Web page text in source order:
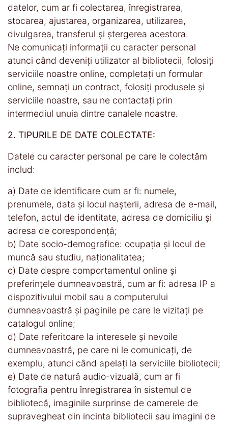
datelor, cum ar fi colectarea, înregistrarea,
stocarea, ajustarea, organizarea, utilizarea,
divulgarea, transferul și ștergerea acestora.
Ne comunicați informații cu caracter personal
atunci când deveniți utilizator al bibliotecii, folosiți
serviciile noastre online, completați un formular
online, semnați un contract, folosiți produsele și
serviciile noastre, sau ne contactați prin
intermediul unuia dintre canalele noastre.
2. TIPURILE DE DATE COLECTATE:
Datele cu caracter personal pe care le colectăm
includ:
a) Date de identificare cum ar fi: numele,
prenumele, data și locul nașterii, adresa de e-mail,
telefon, actul de identitate, adresa de domiciliu și
adresa de corespondență;
b) Date socio-demografice: ocupația și locul de
muncă sau studiu, naționalitatea;
c) Date despre comportamentul online și
preferințele dumneavoastră, cum ar fi: adresa IP a
dispozitivului mobil sau a computerului
dumneavoastră și paginile pe care le vizitați pe
catalogul online;
d) Date referitoare la interesele și nevoile
dumneavoastră, pe care ni le comunicați, de
exemplu, atunci când apelați la serviciile bibliotecii;
e) Date de natură audio-vizuală, cum ar fi
fotografia pentru înregistrarea în sistemul de
bibliotecă, imaginile surprinse de camerele de
supravegheat din incinta bibliotecii sau imagini de